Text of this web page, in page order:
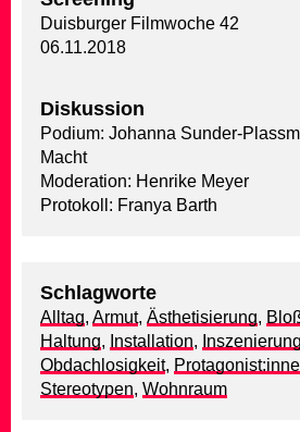
Duisburger Filmwoche 42
06.11.2018
Diskussion
Podium: Johanna Sunder-
Macht
Moderation: Henrike Meyer
Protokoll: Franya Barth
Schlagworte
Alltag, Armut, Ästhetisierung,
Haltung, Installation, Inszenierung
Obdachlosigkeit,
Stereotypen, Wohnraum